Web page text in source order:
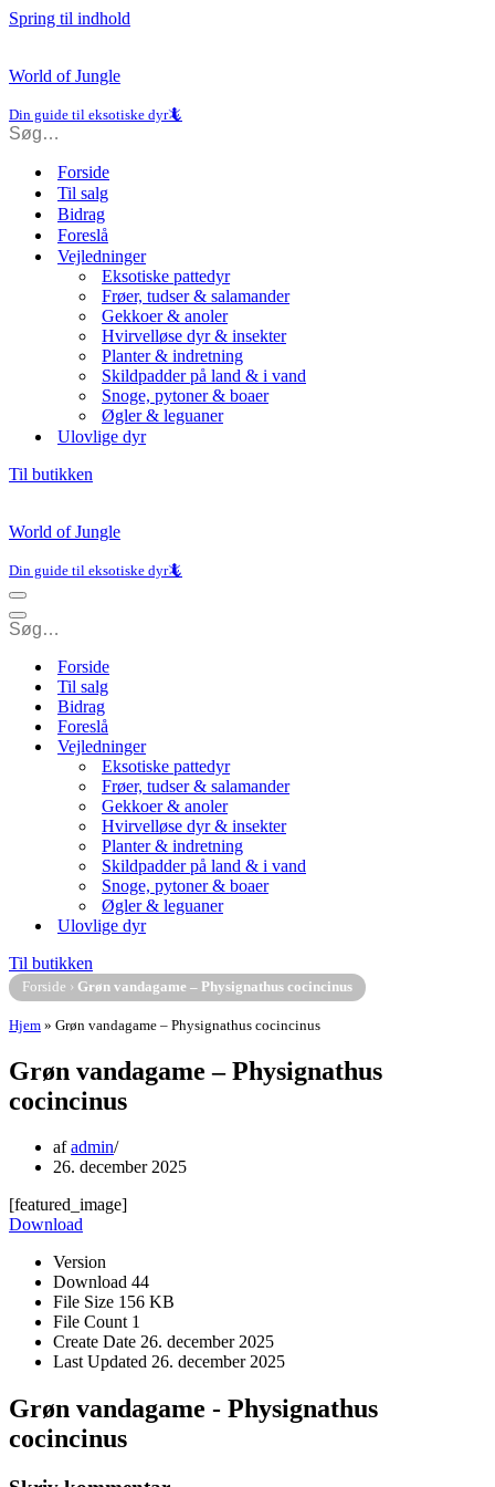
Spring til indhold
World of Jungle
Din guide til eksotiske dyr🦎
Forside
Til salg
Bidrag
Foreslå
Vejledninger
Eksotiske pattedyr
Frøer, tudser & salamander
Gekkoer & anoler
Hvirvelløse dyr & insekter
Planter & indretning
Skildpadder på land & i vand
Snoge, pytoner & boaer
Øgler & leguaner
Ulovlige dyr
Til butikken
World of Jungle
Din guide til eksotiske dyr🦎
Navigation
menu
Navigation
menu
Forside
Til salg
Bidrag
Foreslå
Vejledninger
Eksotiske pattedyr
Frøer, tudser & salamander
Gekkoer & anoler
Hvirvelløse dyr & insekter
Planter & indretning
Skildpadder på land & i vand
Snoge, pytoner & boaer
Øgler & leguaner
Ulovlige dyr
Til butikken
Forside › Grøn vandagame – Physignathus cocincinus
Hjem » Grøn vandagame – Physignathus cocincinus
Grøn vandagame – Physignathus
cocincinus
afadmin
26. december 2025
[featured_image]
Download
Version
Download 44
File Size 156 KB
File Count 1
Create Date 26. december 2025
Last Updated 26. december 2025
Grøn vandagame - Physignathus
cocincinus